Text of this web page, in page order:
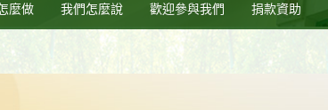
麼做 我們怎麼說 歡迎參與我們 捐款資助